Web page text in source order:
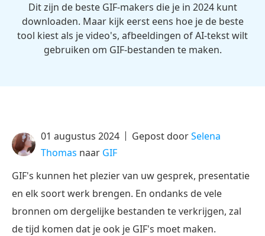
Dit zijn de beste GIF-makers die je in 2024 kunt
downloaden. Maar kijk eerst eens hoe je de beste
tool kiest als je video's, afbeeldingen of AI-tekst wilt
gebruiken om GIF-bestanden te maken.
01 augustus 2024 Gepost doorSelena
Thomas naar GIF
GIF's kunnen het plezier van uw gesprek, presentatie
en elk soort werk brengen. En ondanks de vele
bronnen om dergelijke bestanden te verkrijgen, zal
de tijd komen dat je ook je GIF's moet maken.